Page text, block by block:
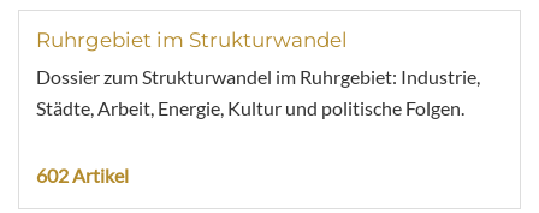
Ruhrgebiet im Strukturwandel
Dossier zum Strukturwandel im Ruhrgebiet: Industrie,
Städte, Arbeit, Energie, Kultur und politische Folgen.
602 Artikel